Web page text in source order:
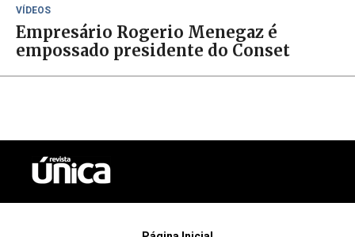
VÍDEOS
Empresário Rogerio Menegaz é
empossado presidente do Conset